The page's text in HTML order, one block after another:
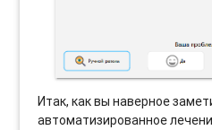
Итак, как вы наверное
автоматизированное